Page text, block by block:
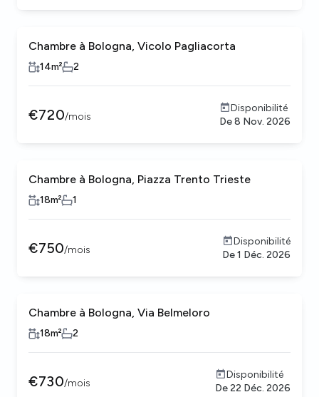
Chambre à Bologna, Vicolo Pagliacorta
14m² 2
€720/mois
Disponibilité
De8 Nov. 2026
Chambre à Bologna, Piazza Trento Trieste
18m² 1
€750/mois
Disponibilité
De1 Déc. 2026
Chambre à Bologna, Via Belmeloro
18m² 2
€730/mois
Disponibilité
De22 Déc. 2026